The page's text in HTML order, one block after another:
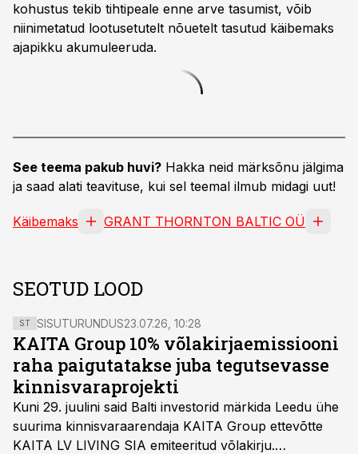
kohustus tekib tihtipeale enne arve tasumist, võib
niinimetatud lootusetutelt nõuetelt tasutud käibemaks
ajapikku akumuleeruda.
See teema pakub huvi? Hakka neid märksõnu jälgima
ja saad alati teavituse, kui sel teemal ilmub midagi uut!
Käibemaks GRANT THORNTON BALTIC OÜ
SEOTUD LOOD
ST SISUTURUNDUS23.07.26, 10:28
KAITA Group 10% võlakirjaemissiooni
raha paigutatakse juba tegutsevasse
kinnisvaraprojekti
Kuni 29. juulini said Balti investorid märkida Leedu ühe
suurima kinnisvaraarendaja KAITA Group ettevõtte
KAITA LV LIVING SIA emiteeritud võlakirju.